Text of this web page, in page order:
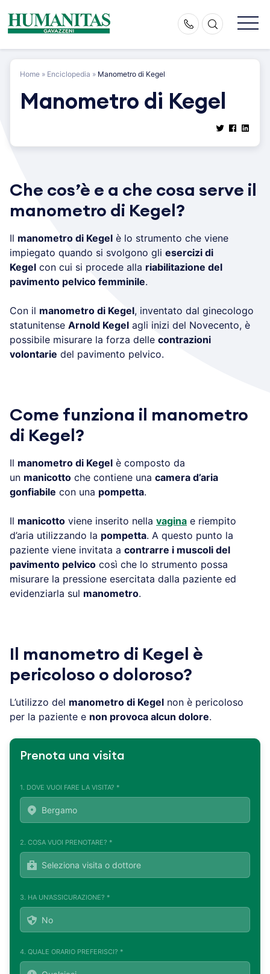
content
Home » Enciclopedia » Manometro di Kegel
Manometro di Kegel
Che cos’è e a che cosa serve il
manometro di Kegel?
Il manometro di Kegel è lo strumento che viene
impiegato quando si svolgono gli esercizi di
Kegel con cui si procede alla riabilitazione del
pavimento pelvico femminile.
Con il manometro di Kegel, inventato dal ginecologo
statunitense Arnold Kegel agli inizi del Novecento, è
possibile misurare la forza delle contrazioni
volontarie del pavimento pelvico.
Come funziona il manometro
di Kegel?
Il manometro di Kegel è composto da
un manicotto che contiene una camera d’aria
gonfiabile con una pompetta.
Il manicotto viene inserito nella vagina e riempito
d’aria utilizzando la pompetta. A questo punto la
paziente viene invitata a contrarre i muscoli del
pavimento pelvico così che lo strumento possa
misurare la pressione esercitata dalla paziente ed
evidenziarla sul manometro.
Il manometro di Kegel è
pericoloso o doloroso?
L’utilizzo del manometro di Kegel non è pericoloso
per la paziente e non provoca alcun dolore.
Prenota una visita
1. DOVE VUOI FARE LA VISITA? *
2. COSA VUOI PRENOTARE? *
3. HA UN'ASSICURAZIONE? *
4. QUALE ORARIO PREFERISCI? *